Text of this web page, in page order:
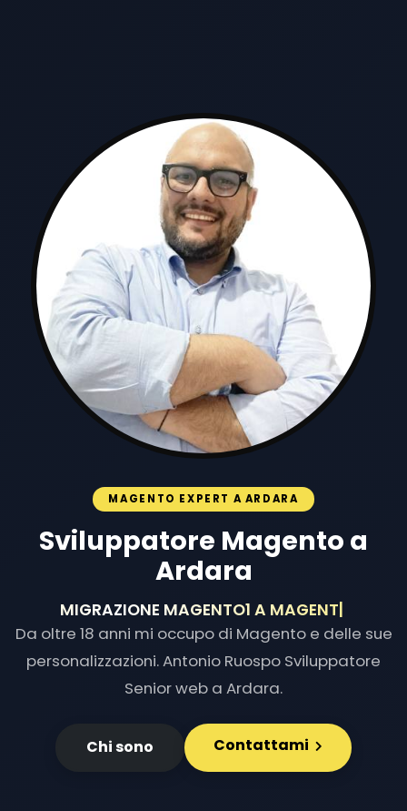
MAGENTO EXPERT A ARDARA
Sviluppatore Magento a
Ardara
MIGRAZIONE MAGENTO1 A MAGEN|
Da oltre 18 anni mi occupo di Magento e delle sue
personalizzazioni. Antonio Ruospo Sviluppatore
Senior web a Ardara.
Chi sono Contattami